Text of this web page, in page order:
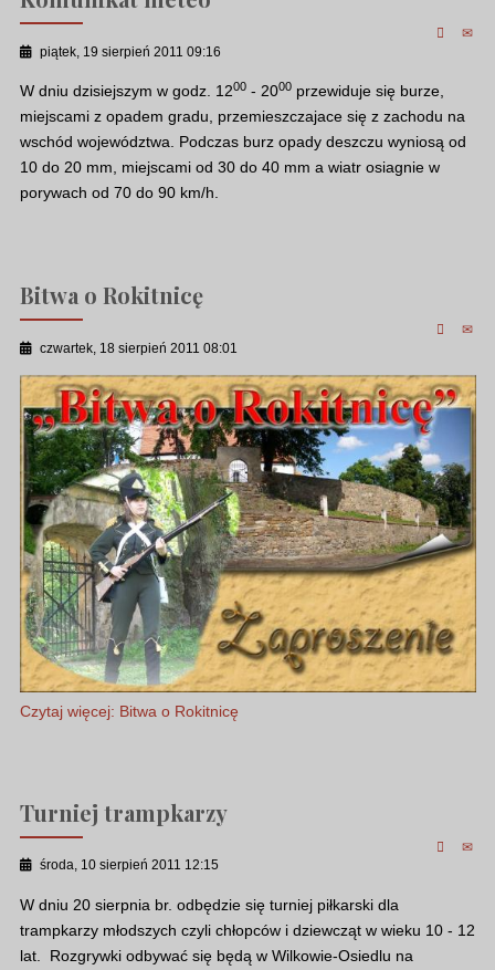
piątek, 19 sierpień 2011 09:16
W dniu dzisiejszym w godz. 1200- 2000przewiduje się burze,
miejscami z opadem gradu, przemieszczajace się z zachodu na
wschód województwa. Podczas burz opady deszczu wyniosą od
10 do 20 mm, miejscami od 30 do 40 mm a wiatr osiagnie w
porywach od 70 do 90 km/h.
Bitwa o Rokitnicę
czwartek, 18 sierpień 2011 08:01
Czytaj więcej: Bitwa o Rokitnicę
Turniej trampkarzy
środa, 10 sierpień 2011 12:15
W dniu 20 sierpnia br. odbędzie się turniej piłkarski dla
trampkarzy młodszych czyli chłopców i dziewcząt w wieku 10 - 12
lat. Rozgrywki odbywać się będą w Wilkowie-Osiedlu na